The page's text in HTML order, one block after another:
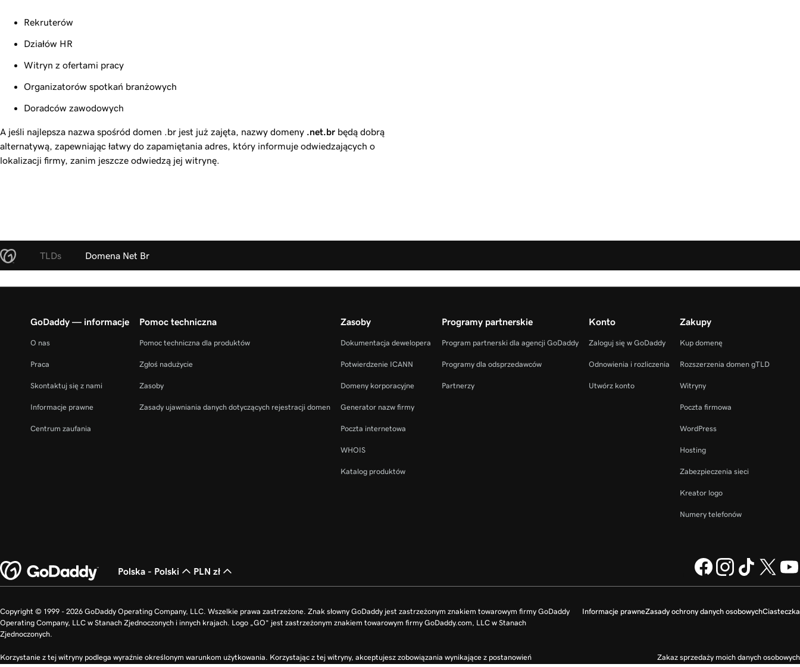
Rekruterów
Działów HR
Witryn z ofertami pracy
Organizatorów spotkań branżowych
Doradców zawodowych
A jeśli najlepsza nazwa spośród domen .br jest już zajęta, nazwy domeny .net.br będą dobrą
alternatywą, zapewniając łatwy do zapamiętania adres, który informuje odwiedzających o
lokalizacji firmy, zanim jeszcze odwiedzą jej witrynę.
TLDs Domena Net Br
GoDaddy — informacje
O nas
Praca
Skontaktuj się z nami
Informacje prawne
Centrum zaufania
Pomoc techniczna
Pomoc techniczna dla produktów
Zgłoś nadużycie
Zasoby
Zasady ujawniania danych dotyczących rejestracji domen
Zasoby
Dokumentacja dewelopera
Potwierdzenie ICANN
Domeny korporacyjne
Generator nazw firmy
Poczta internetowa
WHOIS
Katalog produktów
Programy partnerskie
Program partnerski dla agencji GoDaddy
Programy dla odsprzedawców
Partnerzy
Konto
Zaloguj się w GoDaddy
Odnowienia i rozliczenia
Utwórz konto
Zakupy
Kup domenę
Rozszerzenia domen gTLD
Witryny
Poczta firmowa
WordPress
Hosting
Zabezpieczenia sieci
Kreator logo
Numery telefonów
Polska - Polski PLN zł
Informacje prawneZasady ochrony danych osobowychCiasteczka
Zakaz sprzedaży moich danych osobowych
Copyright © 1999 - 2026 GoDaddy Operating Company, LLC. Wszelkie prawa zastrzeżone. Znak słowny GoDaddy jest zastrzeżonym znakiem towarowym firmy GoDaddy
Operating Company, LLC w Stanach Zjednoczonych i innych krajach. Logo „GO” jest zastrzeżonym znakiem towarowym firmy GoDaddy.com, LLC w Stanach
Zjednoczonych.
Korzystanie z tej witryny podlega wyraźnie określonym warunkom użytkowania. Korzystając z tej witryny, akceptujesz zobowiązania wynikające z postanowień